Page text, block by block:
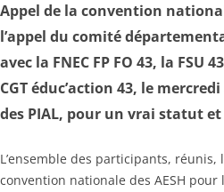
Appel de la convention
l’appel du comité
avec la FNEC FP FO 43, la FSU
CGT éduc’action 43, le
des PIAL, pour un vrai statut
L’ensemble des participants,
convention nationale des AESH pour